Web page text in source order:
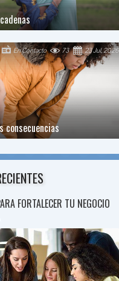
consecuencias
23 Jul, 2026
73
En Contacto
FORTALECER TU NEGOCIO